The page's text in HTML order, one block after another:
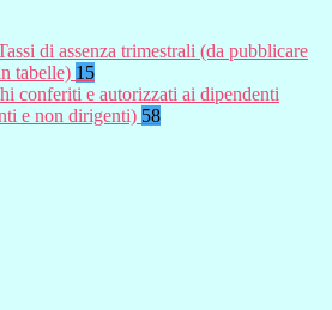
di assenza trimestrali (da pubblicare
tabelle) 15
conferiti e autorizzati ai dipendenti
e non dirigenti) 58